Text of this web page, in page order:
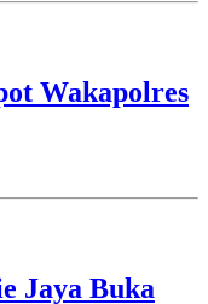
Wakapolres
Jaya Buka